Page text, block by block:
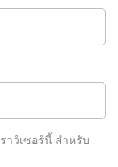
าว์เซอร์นี้ สำหรับ